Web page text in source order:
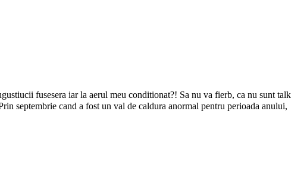
fusesera iar la aerul meu conditionat?! Sa nu va fierb, ca nu sunt talk
septembrie cand a fost un val de caldura anormal pentru perioada anului,